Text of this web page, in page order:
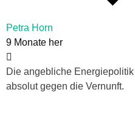
Petra Horn
9 Monate her
Die angebliche
absolut gegen die Vernunft.